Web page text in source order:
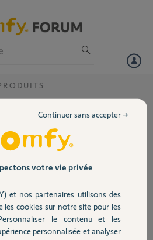
NINA IO
ma télécommande NINA IO pour un
plus enregistrer mes volets roulants......
au fil de discussion
votre vie privée
et nos partenaires utilisons des
les cookies sur notre site pour les
le contenu et les
personnalisée et analyser
Continuer sans accepter →